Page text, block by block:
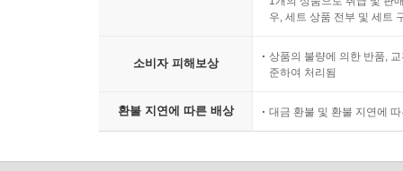
우, 세트 상품 전부 및 세트
소비자 피해보상
상품의 불량에 의한 반품,
준하여 처리됨
환불 지연에 따른 배상 대금 환불 및 환불 지연에